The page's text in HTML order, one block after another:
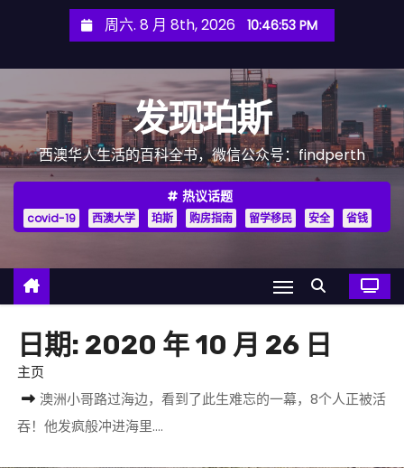
周六. 8 月 8th, 2026 10:46:54 PM
发现珀斯
西澳华人生活的百科全书，微信公众号：findperth
热议话题
covid-19 西澳大学 珀斯 购房指南 留学移民 安全 省钱
日期: 2020 年 10 月 26 日
主页
澳洲小哥路过海边，看到了此生难忘的一幕，8个人正被活
吞！他发疯般冲进海里….